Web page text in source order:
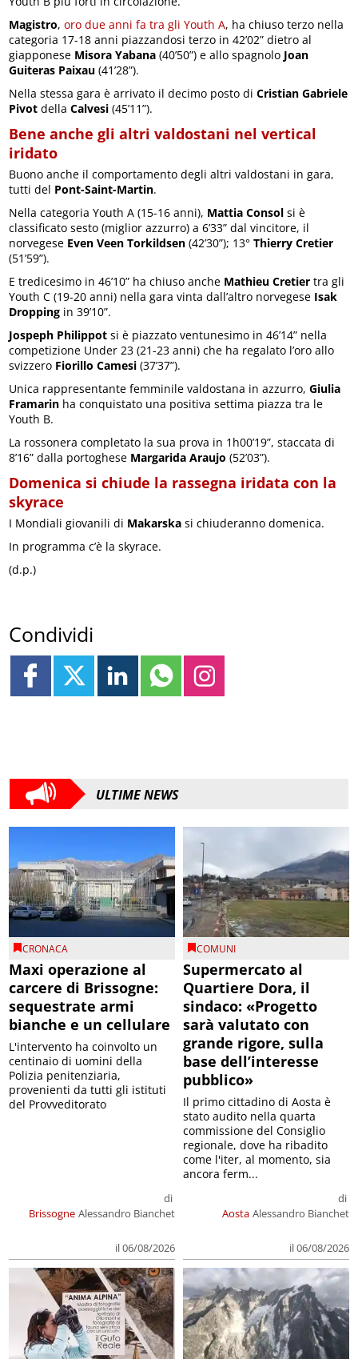
Magistro,oro due anni fa tra gli Youth A, ha chiuso terzo nella
categoria 17-18 anni piazzandosi terzo in 42’02” dietro al
giapponese Misora Yabana (40’50”) e allo spagnolo Joan
Guiteras Paixau (41’28”).
Nella stessa gara è arrivato il decimo posto diCristian Gabriele
Pivot dellaCalvesi (45’11”).
Bene anche gli altri valdostani nel vertical
iridato
Buono anche il comportamento degli altri valdostani in gara,
tutti del Pont-Saint-Martin.
Nella categoria Youth A (15-16 anni), Mattia Consol si è
classificato sesto (miglior azzurro) a 6’33” dal vincitore, il
norvegese Even Veen Torkildsen (42’30”); 13°Thierry Cretier
(51’59”).
E tredicesimo in 46’10” ha chiuso anche Mathieu Cretier tra gli
Youth C (19-20 anni) nella gara vinta dall’altro norvegese Isak
Dropping in 39’10”.
Jospeph Philippot si è piazzato ventunesimo in 46’14” nella
competizione Under 23 (21-23 anni) che ha regalato l’oro allo
svizzero Fiorillo Camesi (37’37”).
Unica rappresentante femminile valdostana in azzurro,Giulia
Framarin ha conquistato una positiva settima piazza tra le
Youth B.
La rossonera completato la sua prova in 1h00’19”, staccata di
8’16” dalla portoghese Margarida Araujo (52’03”).
Domenica si chiude la rassegna iridata con la
skyrace
I Mondiali giovanili di Makarska si chiuderanno domenica.
In programma c’è la skyrace.
(d.p.)
Condividi
ULTIME NEWS
CRONACA
Maxi operazione al
carcere di Brissogne:
sequestrate armi
bianche e un cellulare
Brissogne
di
Alessandro Bianchet
il 06/08/2026
L'intervento ha coinvolto un
centinaio di uomini della
Polizia penitenziaria,
provenienti da tutti gli istituti
del Provveditorato
COMUNI
Supermercato al
Quartiere Dora, il
sindaco: «Progetto
sarà valutato con
grande rigore, sulla
base dell’interesse
pubblico»
Aosta
di
Alessandro Bianchet
il 06/08/2026
Il primo cittadino di Aosta è
stato audito nella quarta
commissione del Consiglio
regionale, dove ha ribadito
come l'iter, al momento, sia
ancora ferm...